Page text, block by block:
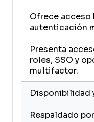
Ofrece acceso
autenticación
Presenta
roles, SSO y
multifactor.
Disponibilidad
Respaldado